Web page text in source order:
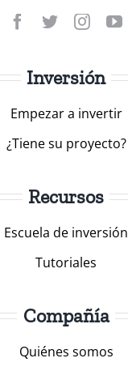
Inversión
Empezar a invertir
¿Tiene su proyecto?
Recursos
Escuela de inversión
Tutoriales
Compañía
Quiénes somos